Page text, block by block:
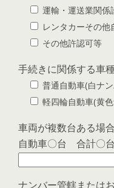
運輸・運送業関係
レンタカーその
その他許認可等
手続きに関係する車
普通自動車(白ナ
軽四輪自動車(黄
車両が複数台ある場
自動車〇台 合計〇
ナンバー管轄または